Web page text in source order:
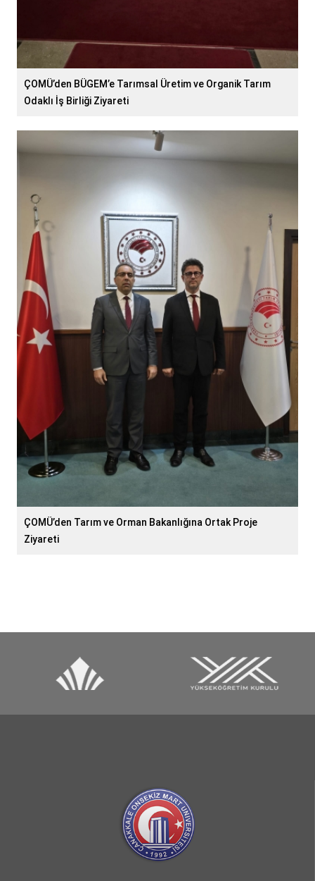
ÇOMÜ’den BÜGEM’e Tarımsal Üretim ve Organik Tarım
Odaklı İş Birliği Ziyareti
ÇOMÜ’den Tarım ve Orman Bakanlığına Ortak Proje
Ziyareti